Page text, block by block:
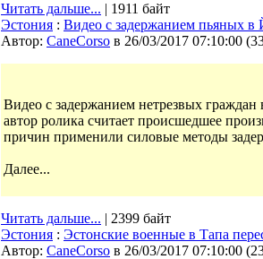
Читать дальше... | 1911 байт
Эстония : Видео с задержанием пьяных в
Автор: CaneCorso в 26/03/2017 07:10:00 (
Видео с задержанием нетрезвых
автор ролика считает происшедшее
причин применили силовые методы
Далее...
Читать дальше... | 2399 байт
Эстония : Эстонские военные в Тапа
Автор: CaneCorso в 26/03/2017 07:10:00 (